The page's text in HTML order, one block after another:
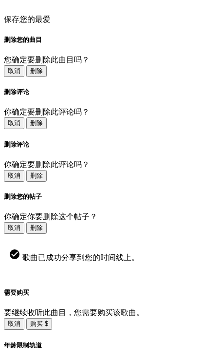
保存您的最爱
删除您的曲目
您确定要删除此曲目吗？
取消 删除
删除评论
你确定要删除此评论吗？
取消 删除
删除评论
你确定要删除此评论吗？
取消 删除
删除您的帖子
你确定你要删除这个帖子？
取消 删除
歌曲已成功分享到您的时间线上。
需要购买
要继续收听此曲目，您需要购买该歌曲。
取消 购买 $
年龄限制轨道